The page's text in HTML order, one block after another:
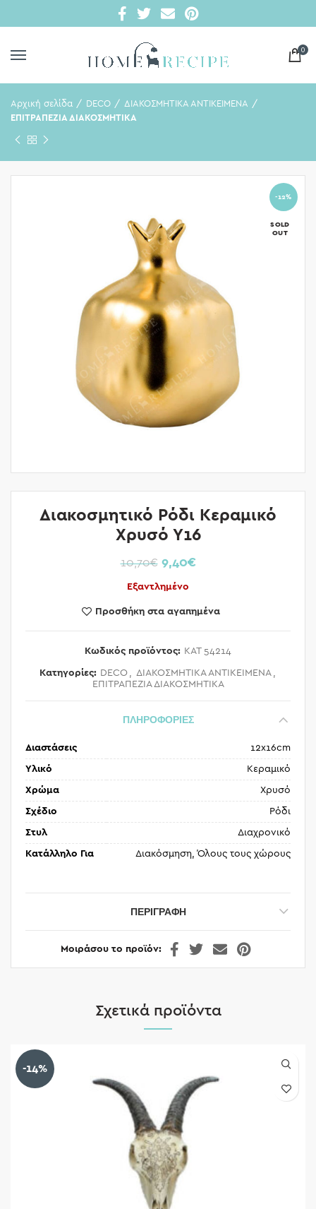
0
Αρχική σελίδα DECO
ΔΙΑΚΟΣΜΗΤΙΚΑ ΑΝΤΙΚΕΙΜΕΝΑ
ΕΠΙΤΡΑΠΕΖΙΑ ΔΙΑΚΟΣΜΗΤΙΚΑ
-12%
SOLD
OUT
Διακοσμητικό Ρόδι Κεραμικό
Χρυσό Υ16
10,70€ 9,40€
Εξαντλημένο
Προσθήκη στα αγαπημένα
Κωδικός προϊόντος: KAT 54214
Κατηγορίες: DECO , ΔΙΑΚΟΣΜΗΤΙΚΑ ΑΝΤΙΚΕΙΜΕΝΑ ,
ΕΠΙΤΡΑΠΕΖΙΑ ΔΙΑΚΟΣΜΗΤΙΚΑ
ΠΛΗΡΟΦΟΡΙΕΣ
Διαστάσεις 12x16cm
Υλικό Κεραμικό
Χρώμα Χρυσό
Σχέδιο Ρόδι
Στυλ Διαχρονικό
Κατάλληλο Για Διακόσμηση, Όλους τους χώρους
ΠΕΡΙΓΡΑΦΉ
Μοιράσου το προϊόν
Σχετικά προϊόντα
-14%